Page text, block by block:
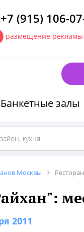
+7 (915) 106-
размещение рекламы
Банкетные залы
Москвы
2011